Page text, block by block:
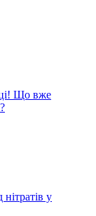
Що вже
у